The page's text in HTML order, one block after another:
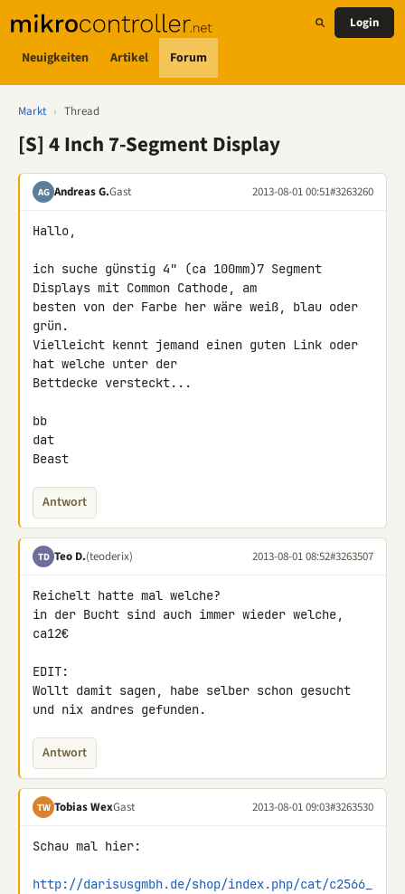
Neuigkeiten Artikel Forum
Login
Markt › Thread
[S] 4 Inch 7-Segment Display
AG Andreas G.Gast 2013-08-01 00:51#3263260
Hallo,
ich suche günstig 4" (ca 100mm)7 Segment
Displays mit Common Cathode, am
besten von der Farbe her wäre weiß, blau oder
grün.
Vielleicht kennt jemand einen guten Link oder
hat welche unter der
Bettdecke versteckt...
bb
dat
Beast
Antwort
TD Teo D.(teoderix) 2013-08-01 08:52#3263507
Reichelt hatte mal welche?
in der Bucht sind auch immer wieder welche,
ca12€
EDIT:
Wollt damit sagen, habe selber schon gesucht
und nix andres gefunden.
Antwort
TW Tobias WexGast 2013-08-01 09:03#3263530
Schau mal hier:
http://darisusgmbh.de/shop/index.php/cat/c2566_